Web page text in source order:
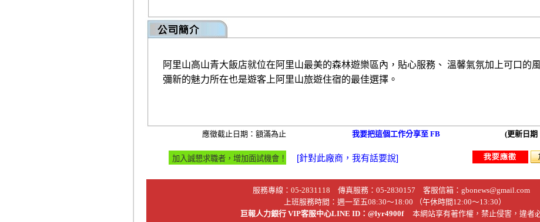
阿里山高山青大飯店就位在阿里山最美的森林遊樂區內，貼心服務、 溫馨氣氛加上可口的
彌新的魅力所在也是遊客上阿里山旅遊住宿的最佳選擇。
應徵截止日期：額滿為止 我要把這個工作分享至 FB (更新日
服務專線： 05-2831118 傳真服務：05-2830157 客服信箱： gbonews@gmail.com
上班服務時間：週一至五08:30～18:00 （午休時間12:00～13:30）
巨報人力銀行 VIP客服中心LINE ID：@lyr4900f
本網站享有著作權，禁止侵害，違者